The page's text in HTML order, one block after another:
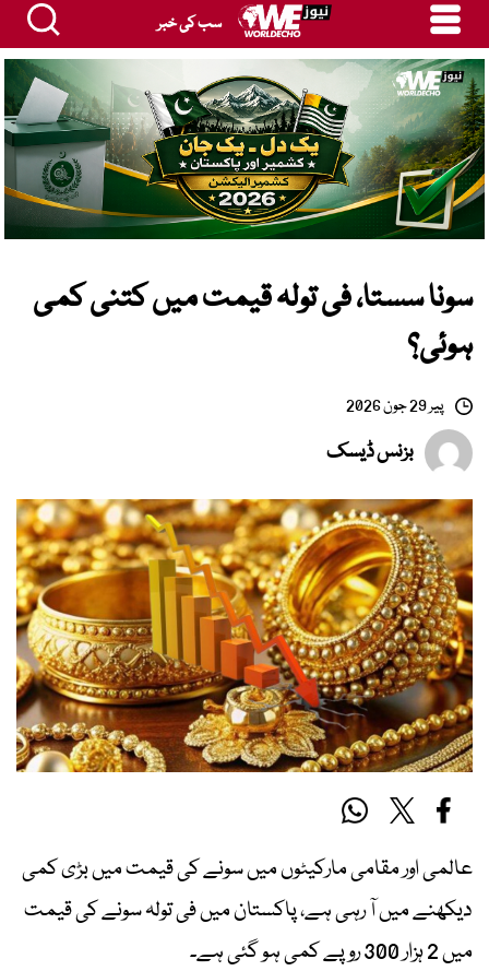
سب کی خبر
سونا سستا، فی تولہ قیمت میں کتنی کمی
ہوئی؟
پیر 29 جون 2026
بزنس ڈیسک
عالمی اور مقامی مارکیٹوں میں سونے کی قیمت میں بڑی کمی
دیکھنے میں آ رہی ہے، پاکستان میں فی تولہ سونے کی قیمت
میں 2 ہزار 300 روپے کمی ہو گئی ہے۔